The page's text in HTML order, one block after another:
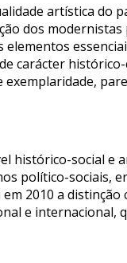
artística do
dos
carácter
histórico-social e
político-sociais,
2010 a
e internacional,